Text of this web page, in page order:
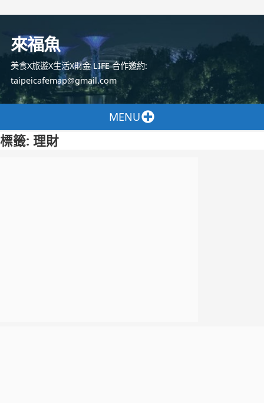
容
來福魚
美食X旅遊X生活X財金 LIFE 合作邀約:
taipeicafemap@gmail.com
MENU
標籤: 理財